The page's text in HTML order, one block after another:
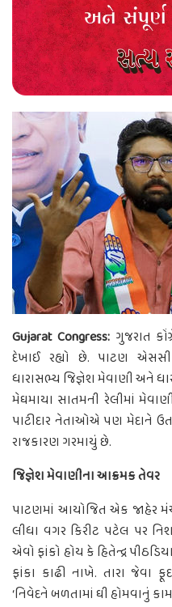
Gujarat Congress: ગુજરાત
દેખાઈ રહ્યો છે. પાટણ
ધારાસભ્ય જિજ્ઞેશ મેવાણી અને
મેઘમાયા સાતમની રેલીમાં
પાટીદાર નેતાઓએ પણ મેદાને
રાજકારણ ગરમાયું છે.
જિજ્ઞેશ મેવાણીના આક્રમક તેવર
પાટણમાં આયોજિત એક જાહેર
લીધા વગર કિરીટ પટેલ પર
એવો ફાંકો હોય કે હિતેન્દ્ર
ફાંકા કાઢી નાખે. તારા
‘નિવેદને બળતામાં ઘી હોમવાનું